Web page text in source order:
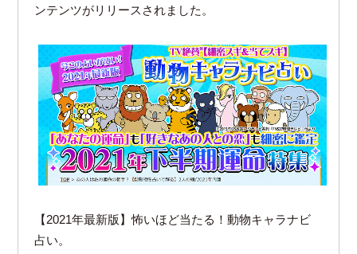
ンテンツがリリースされました。
【2021年最新版】怖いほど当たる！動物キャラナビ
占い。